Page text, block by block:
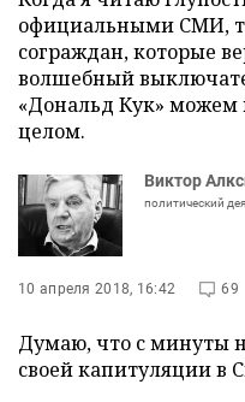
официальными СМИ,
сограждан, которые
волшебный
«Дональд Кук»
целом.
Виктор
политический
10 апреля 2018, 16:42 69
Думаю, что с минуты
своей капитуляции в